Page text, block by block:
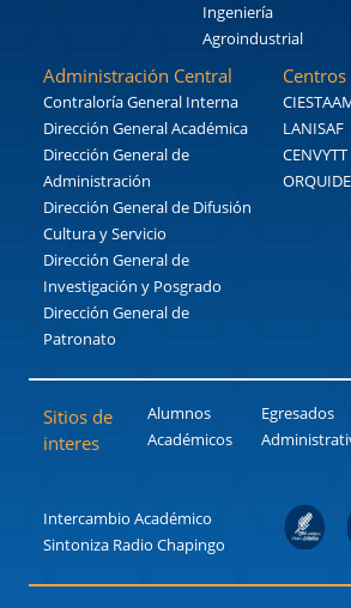
Ingeniería
Agroindustrial
Administración Central
Contraloría General Interna
Dirección General Académica
Dirección General de
Administración
Dirección General de Difusión
Cultura y Servicio
Dirección General de
Investigación y Posgrado
Dirección General de
Patronato
LANISAF
CENVYTT
Sitios de
interes
Alumnos
Académicos
Egresados
Intercambio Académico
Sintoniza Radio Chapingo